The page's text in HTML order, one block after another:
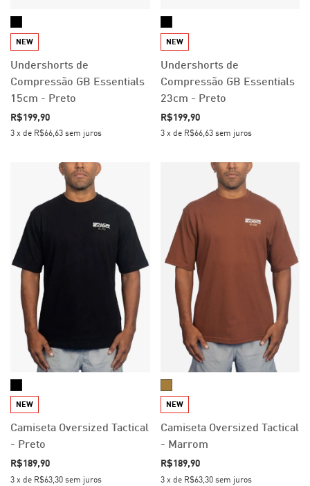
NEW
Undershorts de
Compressão GB Essentials
15cm - Preto
R$199,90
3 x de R$66,63 sem juros
NEW
Undershorts de
Compressão GB Essentials
23cm - Preto
R$199,90
3 x de R$66,63 sem juros
NEW
Camiseta Oversized Tactical
- Preto
R$189,90
3 x de R$63,30 sem juros
NEW
Camiseta Oversized Tactical
- Marrom
R$189,90
3 x de R$63,30 sem juros